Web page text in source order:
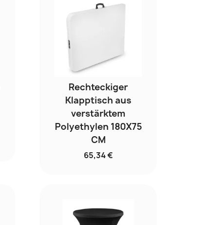
Rechteckiger
Klapptisch aus
verstärktem
Polyethylen 180X75
CM
65,34 €